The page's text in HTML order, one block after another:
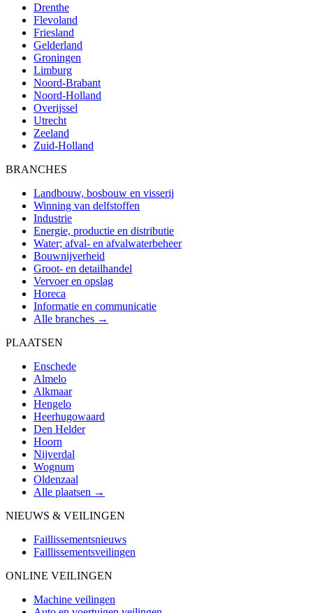
Drenthe
Flevoland
Friesland
Gelderland
Groningen
Limburg
Noord-Brabant
Noord-Holland
Overijssel
Utrecht
Zeeland
Zuid-Holland
BRANCHES
Landbouw, bosbouw en visserij
Winning van delfstoffen
Industrie
Energie, productie en distributie
Water; afval- en afvalwaterbeheer
Bouwnijverheid
Groot- en detailhandel
Vervoer en opslag
Horeca
Informatie en communicatie
Alle branches →
PLAATSEN
Enschede
Almelo
Alkmaar
Hengelo
Heerhugowaard
Den Helder
Hoorn
Nijverdal
Wognum
Oldenzaal
Alle plaatsen →
NIEUWS & VEILINGEN
Faillissementsnieuws
Faillissementsveilingen
ONLINE VEILINGEN
Machine veilingen